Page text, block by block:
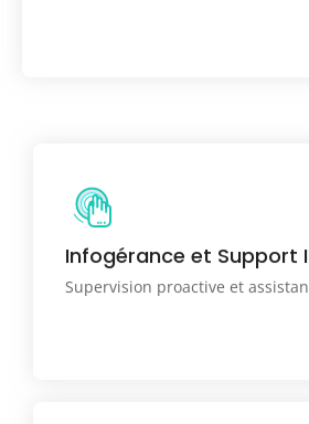
Infogérance et Support
Supervision proactive et
Supervision proactive et
informatique.